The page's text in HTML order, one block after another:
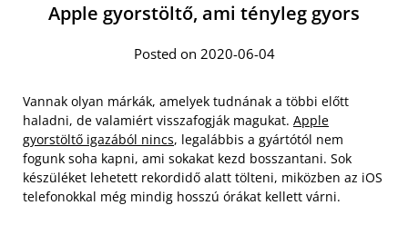
Apple gyorstöltő, ami tényleg gyors
Posted on 2020-06-04
Vannak olyan márkák, amelyek tudnának a többi előtt
haladni, de valamiért visszafogják magukat. Apple
gyorstöltő igazából nincs, legalábbis a gyártótól nem
fogunk soha kapni, ami sokakat kezd bosszantani. Sok
készüléket lehetett rekordidő alatt tölteni, miközben az iOS
telefonokkal még mindig hosszú órákat kellett várni.